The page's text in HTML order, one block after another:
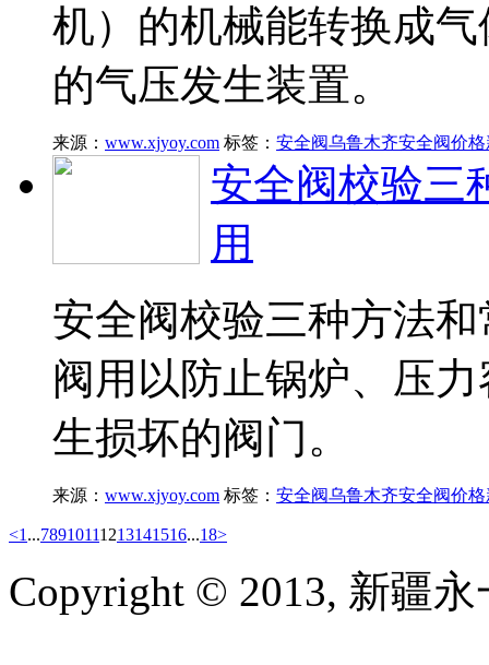
机）的机械能转换成
的气压发生装置。
来源： www.xjyoy.com 标签： 安全阀乌鲁木齐安全阀价格
安全阀校验三
用
安全阀校验三种方法
阀用以防止锅炉、压
生损坏的阀门。
来源： www.xjyoy.com 标签： 安全阀乌鲁木齐安全阀价格
<1 ...78910111213141516...18>
Copyright © 2013, 新疆永